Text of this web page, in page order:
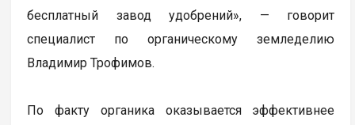
бесплатный завод удобрений», — говорит
специалист по органическому земледелию
Владимир Трофимов.
По факту органика оказывается эффективнее